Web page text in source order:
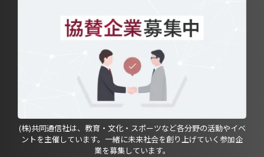
(株)共同通信社は、教育・文化・スポーツなど各分野の活動やイベ
ントを主催しています。一緒に未来社会を創り上げていく参加企
業を募集しています。